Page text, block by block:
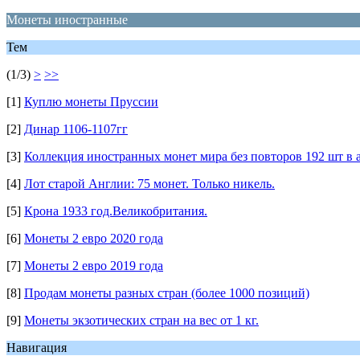
Монеты иностранные
Тем
(1/3) > >>
[1] Куплю монеты Пруссии
[2] Динар 1106-1107гг
[3] Коллекция иностранных монет мира без повторов 192 шт в
[4] Лот старой Англии: 75 монет. Только никель.
[5] Крона 1933 год.Великобритания.
[6] Монеты 2 евро 2020 года
[7] Монеты 2 евро 2019 года
[8] Продам монеты разных стран (более 1000 позиций)
[9] Монеты экзотических стран на вес от 1 кг.
Навигация